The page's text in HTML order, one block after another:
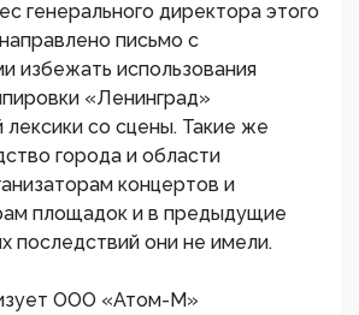
генерального директора этого
письмо с
избежать использования
«Ленинград»
со сцены. Такие же
города и области
концертов и
площадок и в предыдущие
последствий они не имели.
ООО «Атом-М»